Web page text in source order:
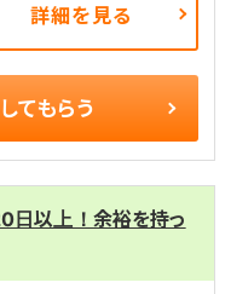
詳細を見る
てもらう
日以上！余裕を持っ